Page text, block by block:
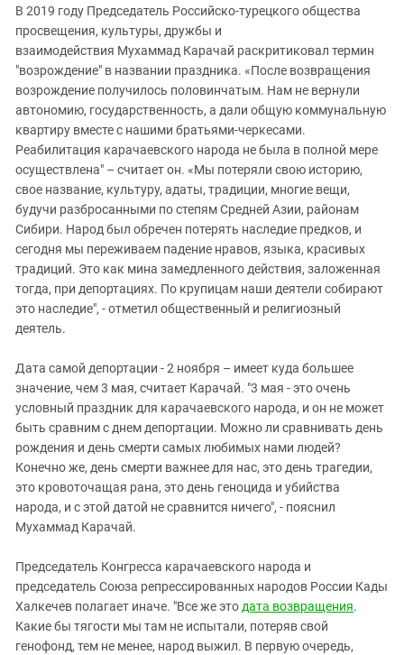
В 2019 году Председатель Российско-турецкого общества
просвещения, культуры, дружбы и
взаимодействия Мухаммад Карачай раскритиковал термин
"возрождение" в названии праздника. «После возвращения
возрождение получилось половинчатым. Нам не вернули
автономию, государственность, а дали общую коммунальную
квартиру вместе с нашими братьями-черкесами.
Реабилитация карачаевского народа не была в полной мере
осуществлена" – считает он. «Мы потеряли свою историю,
свое название, культуру, адаты, традиции, многие вещи,
будучи разбросанными по степям Средней Азии, районам
Сибири. Народ был обречен потерять наследие предков, и
сегодня мы переживаем падение нравов, языка, красивых
традиций. Это как мина замедленного действия, заложенная
тогда, при депортациях. По крупицам наши деятели собирают
это наследие", - отметил общественный и религиозный
деятель.
Дата самой депортации - 2 ноября – имеет куда большее
значение, чем 3 мая, считает Карачай. "3 мая - это очень
условный праздник для карачаевского народа, и он не может
быть сравним с днем депортации. Можно ли сравнивать день
рождения и день смерти самых любимых нами людей?
Конечно же, день смерти важнее для нас, это день трагедии,
это кровоточащая рана, это день геноцида и убийства
народа, и с этой датой не сравнится ничего", - пояснил
Мухаммад Карачай.
Председатель Конгресса карачаевского народа и
председатель Союза репрессированных народов России Кады
Халкечев полагает иначе. "Все же этодата возвращения.
Какие бы тягости мы там не испытали, потеряв свой
генофонд, тем не менее, народ выжил. В первую очередь,